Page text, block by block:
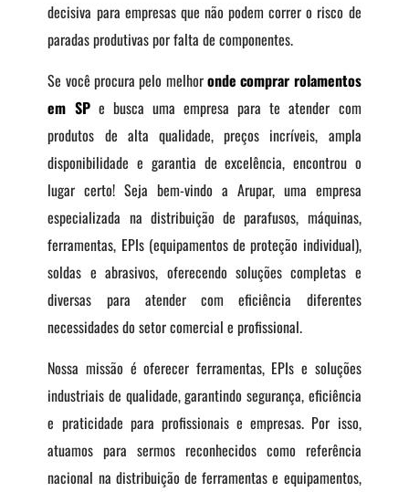
decisiva para empresas que não podem correr o risco de
paradas produtivas por falta de componentes.
Se você procura pelo melhoronde comprar rolamentos
em SPe busca uma empresa para te atender com
produtos de alta qualidade, preços incríveis, ampla
disponibilidade e garantia de excelência, encontrou o
lugar certo! Seja bem-vindo a Arupar, uma empresa
especializada na distribuição de parafusos, máquinas,
ferramentas, EPIs (equipamentos de proteção individual),
soldas e abrasivos, oferecendo soluções completas e
diversas para atender com eficiência diferentes
necessidades do setor comercial e profissional.
Nossa missão é oferecer ferramentas, EPIs e soluções
industriais de qualidade, garantindo segurança, eficiência
e praticidade para profissionais e empresas. Por isso,
atuamos para sermos reconhecidos como referência
nacional na distribuição de ferramentas e equipamentos,